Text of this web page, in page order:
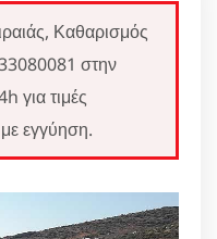
Καθαρισμός
στην
για τιμές
εγγύηση.